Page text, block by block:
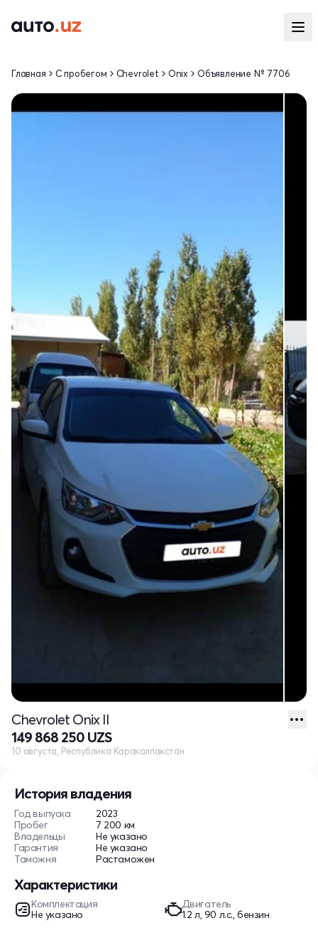
История владения
Год выпуска
2023
Пробег
7 200 км
Владельцы
Не указано
Гарантия
Не указано
Таможня
Растаможен
Характеристики
Комплектация
Не указано
Двигатель
1.2 л, 90 л.с., бензин
Главная С пробегом Chevrolet Onix Объявление № 7706
Chevrolet Onix II
149 868 250 UZS
10 августа, Республика Каракалпакстан